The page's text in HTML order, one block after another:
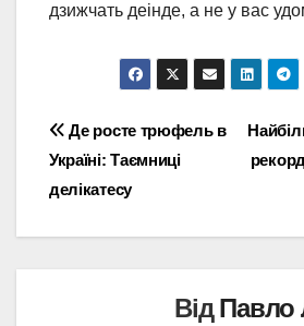
дзижчать деінде, а не у вас
Навігація
записів
Де росте трюфель в
Україні: Таємниці
делікатесу
ВідПавло